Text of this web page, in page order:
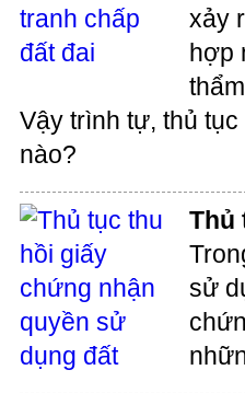
xảy
hợp
Vậy trình tự, thủ
nào?
Thủ
sử